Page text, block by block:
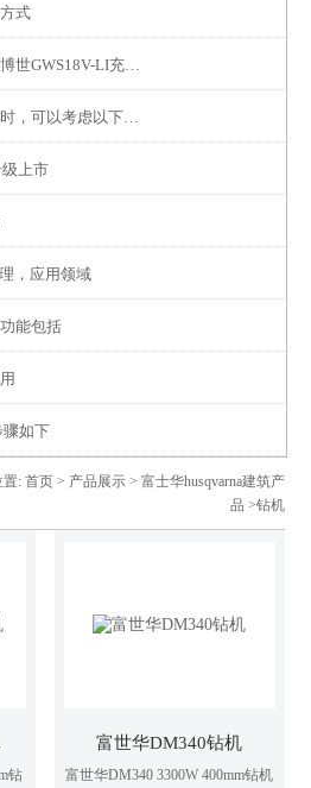
式
上市
，应用领域
能包括
骤如下
置: 首页> 产品展示> 富士华husqvarna建筑产
品 >钻机
钻
富世华DM340钻机
富世华DM340 3300W 400mm钻机